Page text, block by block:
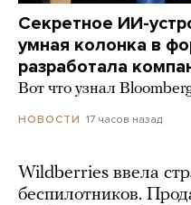
Секретное ИИ-
умная колонка в
разработала
Вот что узнал
НОВОСТИ 17 часов назад
Wildberries ввела
беспилотников.